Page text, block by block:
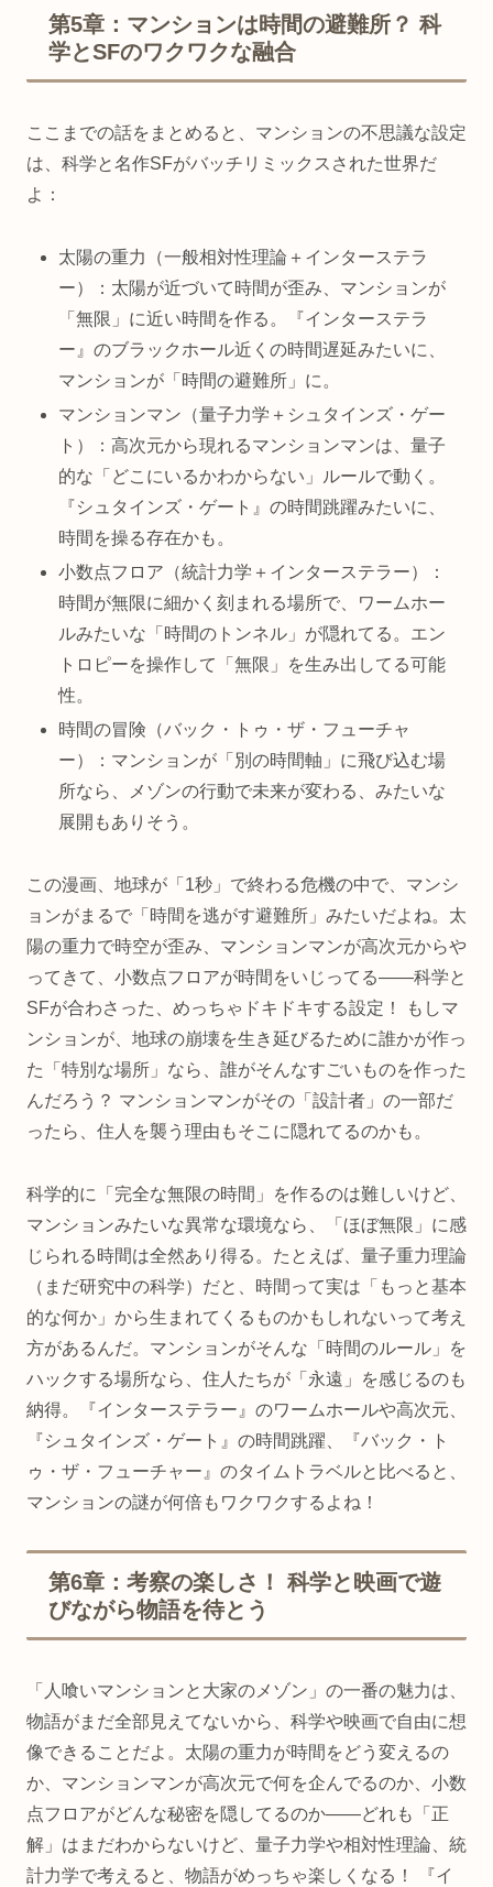
第5章：マンションは時間の避難所？ 科
学とSFのワクワクな融合
ここまでの話をまとめると、マンションの不思議な設定
は、科学と名作SFがバッチリミックスされた世界だ
よ：
太陽の重力（一般相対性理論＋インターステラ
ー）：太陽が近づいて時間が歪み、マンションが
「無限」に近い時間を作る。『インターステラ
ー』のブラックホール近くの時間遅延みたいに、
マンションが「時間の避難所」に。
マンションマン（量子力学＋シュタインズ・ゲー
ト）：高次元から現れるマンションマンは、量子
的な「どこにいるかわからない」ルールで動く。
『シュタインズ・ゲート』の時間跳躍みたいに、
時間を操る存在かも。
小数点フロア（統計力学＋インターステラー）：
時間が無限に細かく刻まれる場所で、ワームホー
ルみたいな「時間のトンネル」が隠れてる。エン
トロピーを操作して「無限」を生み出してる可能
性。
時間の冒険（バック・トゥ・ザ・フューチャ
ー）：マンションが「別の時間軸」に飛び込む場
所なら、メゾンの行動で未来が変わる、みたいな
展開もありそう。
この漫画、地球が「1秒」で終わる危機の中で、マンシ
ョンがまるで「時間を逃がす避難所」みたいだよね。太
陽の重力で時空が歪み、マンションマンが高次元からや
ってきて、小数点フロアが時間をいじってる——科学と
SFが合わさった、めっちゃドキドキする設定！ もしマ
ンションが、地球の崩壊を生き延びるために誰かが作っ
た「特別な場所」なら、誰がそんなすごいものを作った
んだろう？ マンションマンがその「設計者」の一部だ
ったら、住人を襲う理由もそこに隠れてるのかも。
科学的に「完全な無限の時間」を作るのは難しいけど、
マンションみたいな異常な環境なら、「ほぼ無限」に感
じられる時間は全然あり得る。たとえば、量子重力理論
（まだ研究中の科学）だと、時間って実は「もっと基本
的な何か」から生まれてくるものかもしれないって考え
方があるんだ。マンションがそんな「時間のルール」を
ハックする場所なら、住人たちが「永遠」を感じるのも
納得。『インターステラー』のワームホールや高次元、
『シュタインズ・ゲート』の時間跳躍、『バック・ト
ゥ・ザ・フューチャー』のタイムトラベルと比べると、
マンションの謎が何倍もワクワクするよね！
第6章：考察の楽しさ！ 科学と映画で遊
びながら物語を待とう
「人喰いマンションと大家のメゾン」の一番の魅力は、
物語がまだ全部見えてないから、科学や映画で自由に想
像できることだよ。太陽の重力が時間をどう変えるの
か、マンションマンが高次元で何を企んでるのか、小数
点フロアがどんな秘密を隠してるのか——どれも「正
解」はまだわからないけど、量子力学や相対性理論、統
計力学で考えると、物語がめっちゃ楽しくなる！ 『イ